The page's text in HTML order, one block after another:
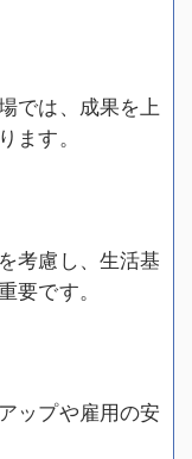
では、成果を上
ます。
考慮し、生活基
要です。
ップや雇用の安